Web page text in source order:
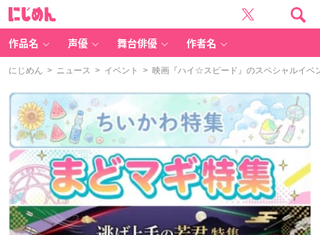
作品名 声優 舞台俳優 作者名
にじめん > ニュース > イベント > 映画『ハイ☆スピード』のスペシャルイベ